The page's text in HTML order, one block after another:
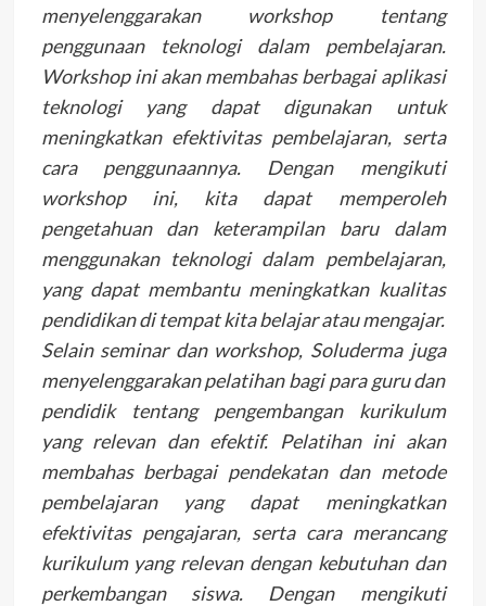
menyelenggarakan workshop tentang
penggunaan teknologi dalam pembelajaran.
Workshop ini akan membahas berbagai aplikasi
teknologi yang dapat digunakan untuk
meningkatkan efektivitas pembelajaran, serta
cara penggunaannya. Dengan mengikuti
workshop ini, kita dapat memperoleh
pengetahuan dan keterampilan baru dalam
menggunakan teknologi dalam pembelajaran,
yang dapat membantu meningkatkan kualitas
pendidikan di tempat kita belajar atau mengajar.
Selain seminar dan workshop, Soluderma juga
menyelenggarakan pelatihan bagi para guru dan
pendidik tentang pengembangan kurikulum
yang relevan dan efektif. Pelatihan ini akan
membahas berbagai pendekatan dan metode
pembelajaran yang dapat meningkatkan
efektivitas pengajaran, serta cara merancang
kurikulum yang relevan dengan kebutuhan dan
perkembangan siswa. Dengan mengikuti